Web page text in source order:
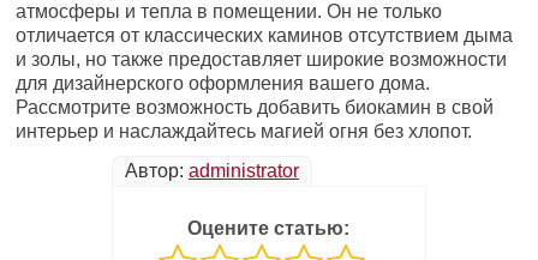
атмосферы и тепла в помещении. Он не только
отличается от классических каминов отсутствием дыма
и золы, но также предоставляет широкие возможности
для дизайнерского оформления вашего дома.
Рассмотрите возможность добавить биокамин в свой
интерьер и наслаждайтесь магией огня без хлопот.
Автор: administrator
Оцените статью: